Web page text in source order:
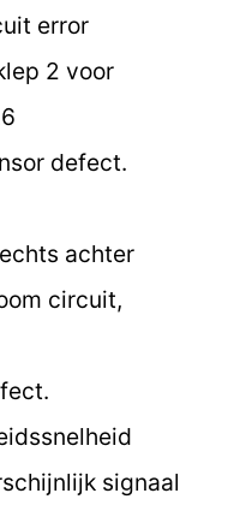
error
2 voor
defect.
achter
circuit,
signaal